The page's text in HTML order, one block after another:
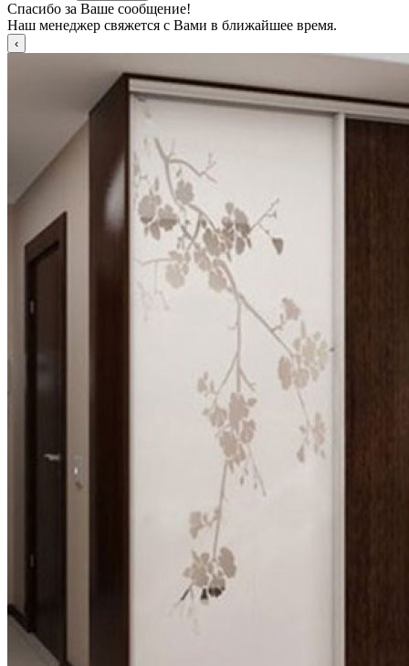
Спасибо за Ваше сообщение!
Наш менеджер свяжется с Вами в ближайшее время.